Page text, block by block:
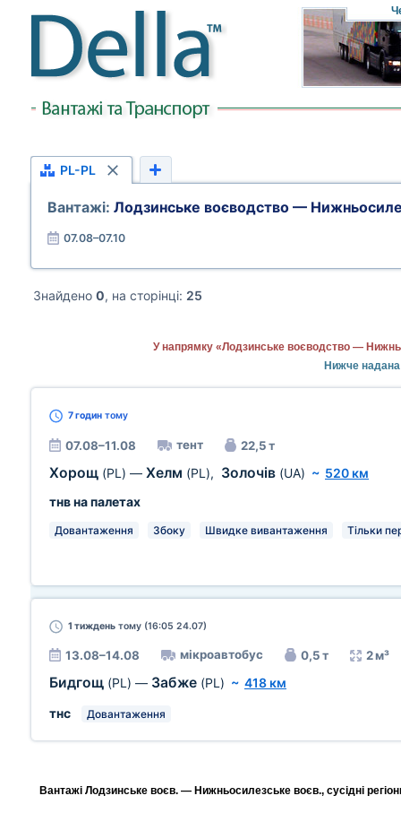
PL-PL
Вантажі: Лодзинське воєводство —
07.08–07.10
Знайдено 0, на сторінці: 25
У напрямку «Лодзинське воєводство —
Нижче
7 годин тому
07.08–11.08 тент 22,5 т
Хорощ (PL) — Хелм (PL), Золочів (UA) ~ 520 км
тнв на палетах
Довантаження Збоку Швидке вивантаження Тільки
1 тиждень тому (16:05 24.07)
13.08–14.08 мікроавтобус 0,5 т 2 м³
Бидгощ (PL) — Забже (PL) ~ 418 км
тнс
Довантаження
Вантажі Лодзинське воєв. — Нижньосилезське воєв., сусідні